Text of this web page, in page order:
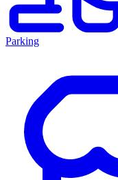
Parking